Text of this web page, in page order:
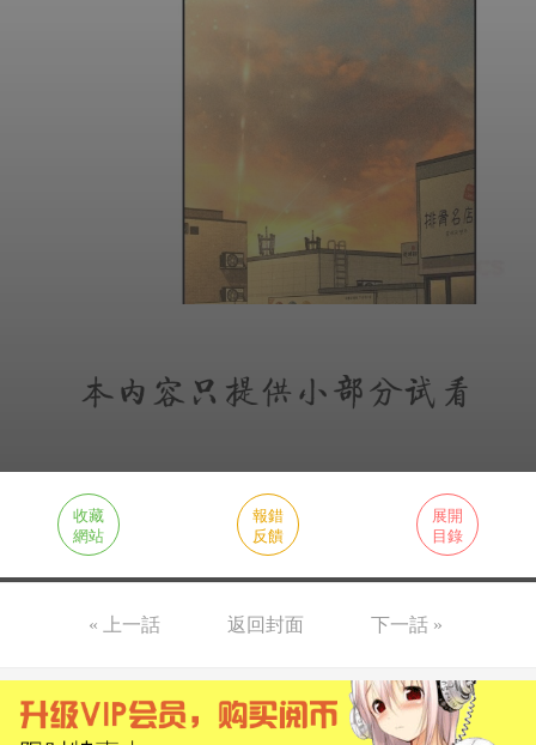
收藏
網站
報錯
反饋
展開
目錄
« 上一話 返回封面 下一話 »